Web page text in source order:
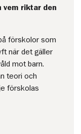
vem riktar den
förskolor som
när det gäller
mot barn.
teori och
förskolas